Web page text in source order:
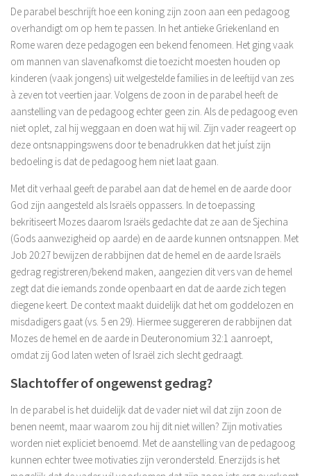
De parabel beschrijft hoe een koning zijn zoon aan een pedagoog
overhandigt om op hem te passen. In het antieke Griekenland en
Rome waren deze pedagogen een bekend fenomeen. Het ging vaak
om mannen van slavenafkomst die toezicht moesten houden op
kinderen (vaak jongens) uit welgestelde families in de leeftijd van zes
à zeven tot veertien jaar. Volgens de zoon in de parabel heeft de
aanstelling van de pedagoog echter geen zin. Als de pedagoog even
niet oplet, zal hij weggaan en doen wat hij wil. Zijn vader reageert op
deze ontsnappingswens door te benadrukken dat het juíst zijn
bedoeling is dat de pedagoog hem niet laat gaan.
Met dit verhaal geeft de parabel aan dat de hemel en de aarde door
God zijn aangesteld als Israëls oppassers. In de toepassing
bekritiseert Mozes daarom Israëls gedachte dat ze aan de Sjechina
(Gods aanwezigheid op aarde) en de aarde kunnen ontsnappen. Met
Job 20:27 bewijzen de rabbijnen dat de hemel en de aarde Israëls
gedrag registreren/bekend maken, aangezien dit vers van de hemel
zegt dat die iemands zonde openbaart en dat de aarde zich tegen
diegene keert. De context maakt duidelijk dat het om goddelozen en
misdadigers gaat (vs. 5 en 29). Hiermee suggereren de rabbijnen dat
Mozes de hemel en de aarde in Deuteronomium 32:1 aanroept,
omdat zij God laten weten of Israël zich slecht gedraagt.
Slachtoffer of ongewenst gedrag?
In de parabel is het duidelijk dat de vader niet wil dat zijn zoon de
benen neemt, maar waarom zou hij dit niet willen? Zijn motivaties
worden niet expliciet benoemd. Met de aanstelling van de pedagoog
kunnen echter twee motivaties zijn verondersteld. Enerzijds is het